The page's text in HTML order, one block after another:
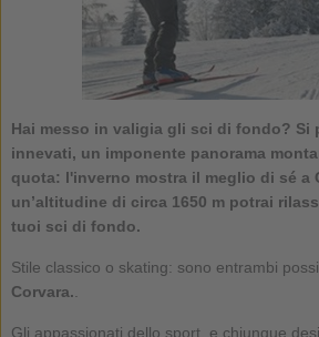
Hai messo in valigia gli sci di fondo? Si
innevati, un imponente panorama
quota: l'inverno mostra il meglio di sé a
un’altitudine di circa 1650 m potrai
tuoi sci di fondo.
Stile classico o skating: sono entrambi
Corvara.
Gli appassionati dello sport, e chiunque